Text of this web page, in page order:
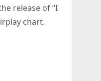
release of “I
chart.